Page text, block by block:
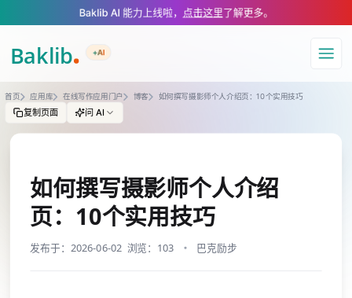
A Markdown version of this page is available at https://
Baklib AI 能力上线啦， 点击这里了解更多。
+AI
导航
首页 应用库 在线写作应用门户 博客 如何撰写摄影师个人介绍页：10个实用技巧
复制页面 问 AI
如何撰写摄影师个人介绍
页：10个实用技巧
发布于：2026-06-02 浏览：103 巴克励步